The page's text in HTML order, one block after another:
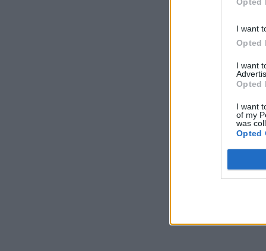
I want
Opted
I want
Opted
I want
of my
was
Opted